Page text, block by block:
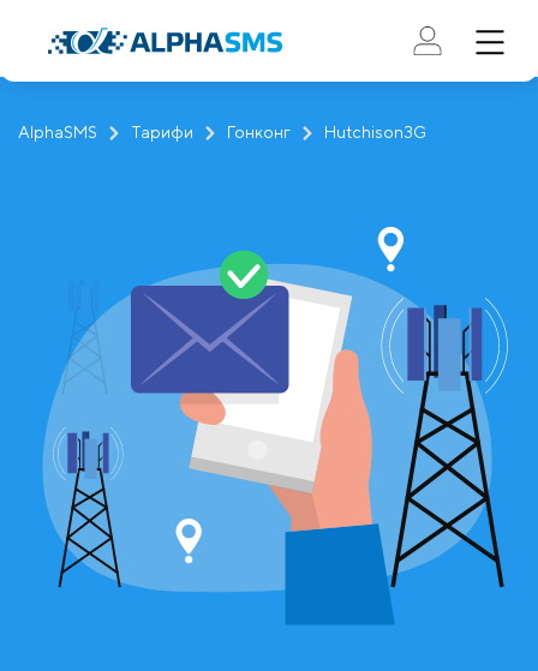
AlphaSMS Тарифи Гонконг Hutchison3G